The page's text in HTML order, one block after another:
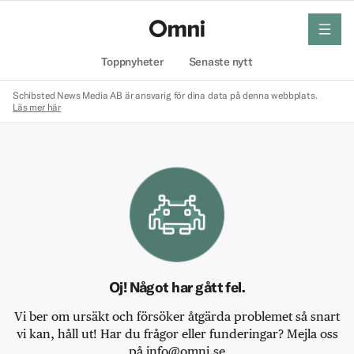
Toppnyheter Senaste nytt
meny
Schibsted News Media AB är ansvarig för dina data på denna webbplats.
Läs mer här
Oj! Något har gått fel.
Vi ber om ursäkt och försöker åtgärda problemet så snart
vi kan, håll ut! Har du frågor eller funderingar? Mejla oss